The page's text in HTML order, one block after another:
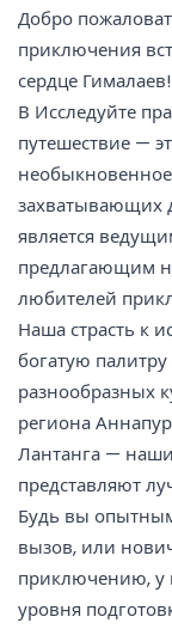
Добро
приключения
сердце Гималаев!
В Исследуйте
путешествие —
захватывающих
является
предлагающим
любителей
Наша страсть к
богатую
разнообразных
региона
Лантанга —
представляют
Будь вы
вызов, или
приключению, у
уровня